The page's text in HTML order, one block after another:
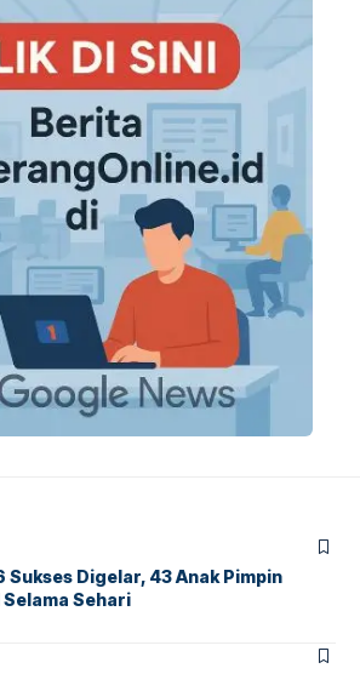
Sukses Digelar, 43 Anak Pimpin
Sehari